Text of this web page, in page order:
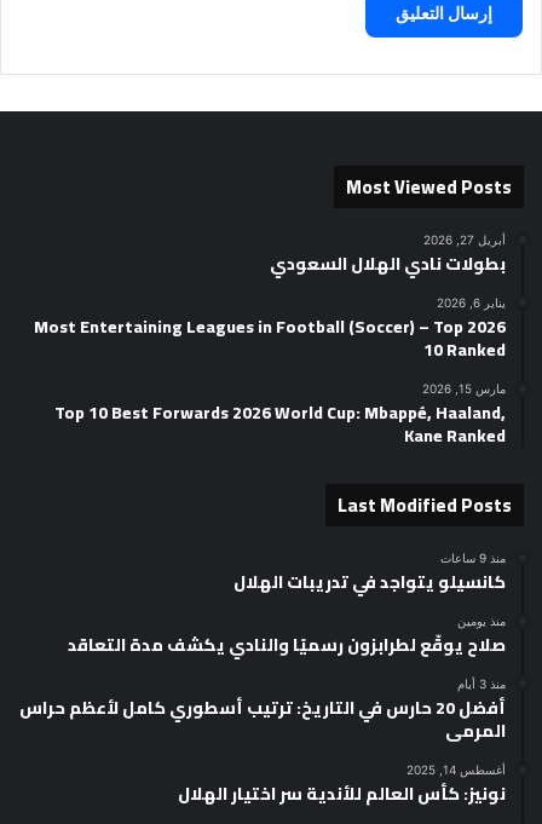
Most Viewed Posts
أبريل 27, 2026
بطولات نادي الهلال السعودي
يناير 6, 2026
2026 Most Entertaining Leagues in Football (Soccer) – Top
10 Ranked
مارس 15, 2026
Top 10 Best Forwards 2026 World Cup: Mbappé, Haaland,
Kane Ranked
Last Modified Posts
منذ 9 ساعات
كانسيلو يتواجد في تدريبات الهلال
منذ يومين
صلاح يوقّع لطرابزون رسميًا والنادي يكشف مدة التعاقد
منذ 3 أيام
أفضل 20 حارس في التاريخ: ترتيب أسطوري كامل لأعظم حراس
المرمى
أغسطس 14, 2025
نونيز: كأس العالم للأندية سر اختيار الهلال